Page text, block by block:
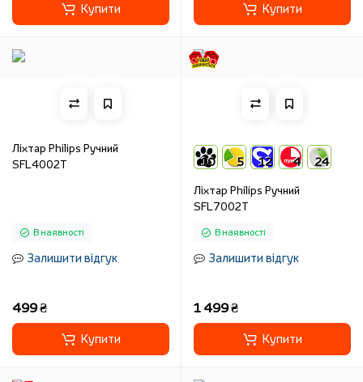
Купити Купити
Ліхтар Philips Ручний
SFL4002T
В наявності
Залишити відгук
499 ₴
Купити
10 5 12 4 24
Ліхтар Philips Ручний
SFL7002T
В наявності
Залишити відгук
1 499 ₴
Купити